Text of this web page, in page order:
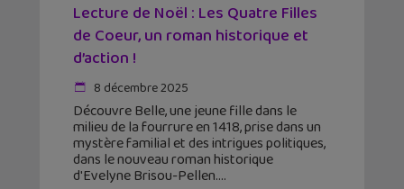
Lecture de Noël : Les Quatre Filles
de Coeur, un roman historique et
d’action !
8 décembre 2025
Découvre Belle, une jeune fille dans le
milieu de la fourrure en 1418, prise dans un
mystère familial et des intrigues politiques,
dans le nouveau roman historique
d'Evelyne Brisou-Pellen.